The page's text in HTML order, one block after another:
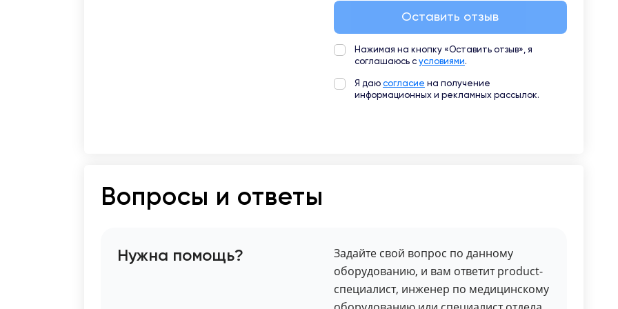
Оставить отзыв
Нажимая на кнопку «Оставить отзыв», я
соглашаюсь с условиями.
Я даю согласие на получение
информационных и рекламных рассылок.
Вопросы и ответы
Нужна помощь?
Задайте свой вопрос по данному
оборудованию, и вам ответит product-
специалист, инженер по медицинскому